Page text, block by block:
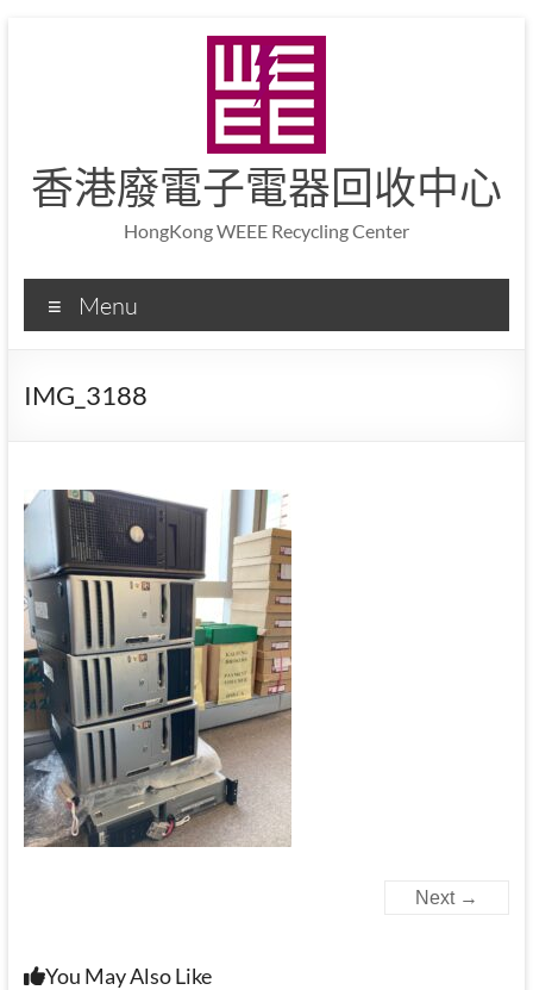
香港廢電子電器回收中心
HongKong WEEE Recycling Center
Menu
IMG_3188
Next →
You May Also Like